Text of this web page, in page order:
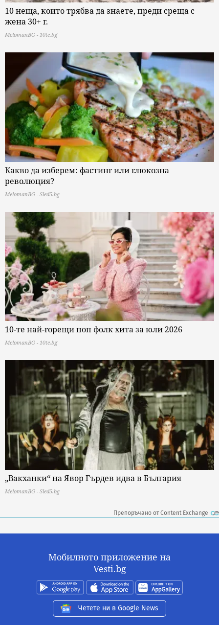
10 неща, които трябва да знаете, преди среща с
жена 30+ г.
MelomanBG - 10te.bg
Какво да изберем: фастинг или глюкозна
революция?
MelomanBG - Sled5.bg
10-те най-горещи поп фолк хита за юли 2026
MelomanBG - 10te.bg
„Вакханки“ на Явор Гърдев идва в България
MelomanBG - Sled5.bg
Препоръчано от Content Exchange
Мобилното приложение на
Vesti.bg
Четете ни в Google News